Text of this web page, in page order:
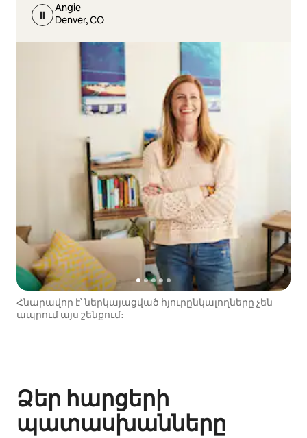
Angie
Denver, CO
Հնարավոր է՝ ներկայացված հյուրընկալողները չեն
ապրում այս շենքում։
Ձեր հարցերի
պատասխանները